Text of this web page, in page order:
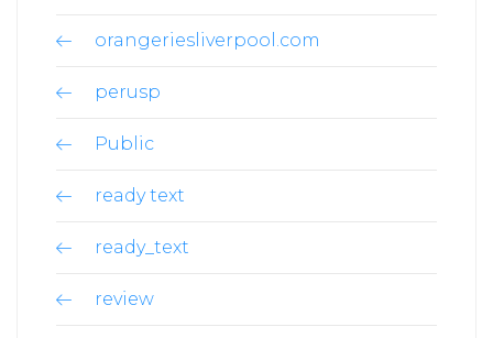
orangeriesliverpool.com
perusp
Public
ready text
ready_text
review